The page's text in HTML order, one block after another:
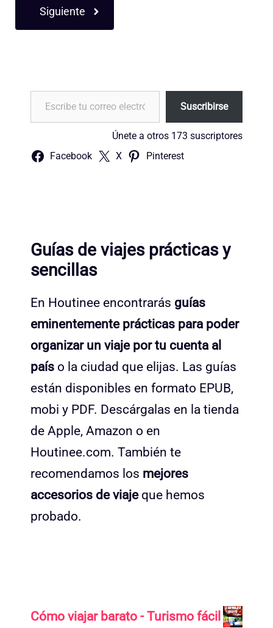
Siguiente
Escribe tu correo electrónico…
Suscribirse
Únete a otros 173 suscriptores
Facebook X Pinterest
Guías de viajes prácticas y
sencillas
En Houtinee encontrarás guías
eminentemente prácticas para poder
organizar un viaje por tu cuenta al
país o la ciudad que elijas. Las guías
están disponibles en formato EPUB,
mobi y PDF. Descárgalas en la tienda
de Apple, Amazon o en
Houtinee.com. También te
recomendamos los mejores
accesorios de viajeque hemos
probado.
Cómo viajar barato - Turismo fácil